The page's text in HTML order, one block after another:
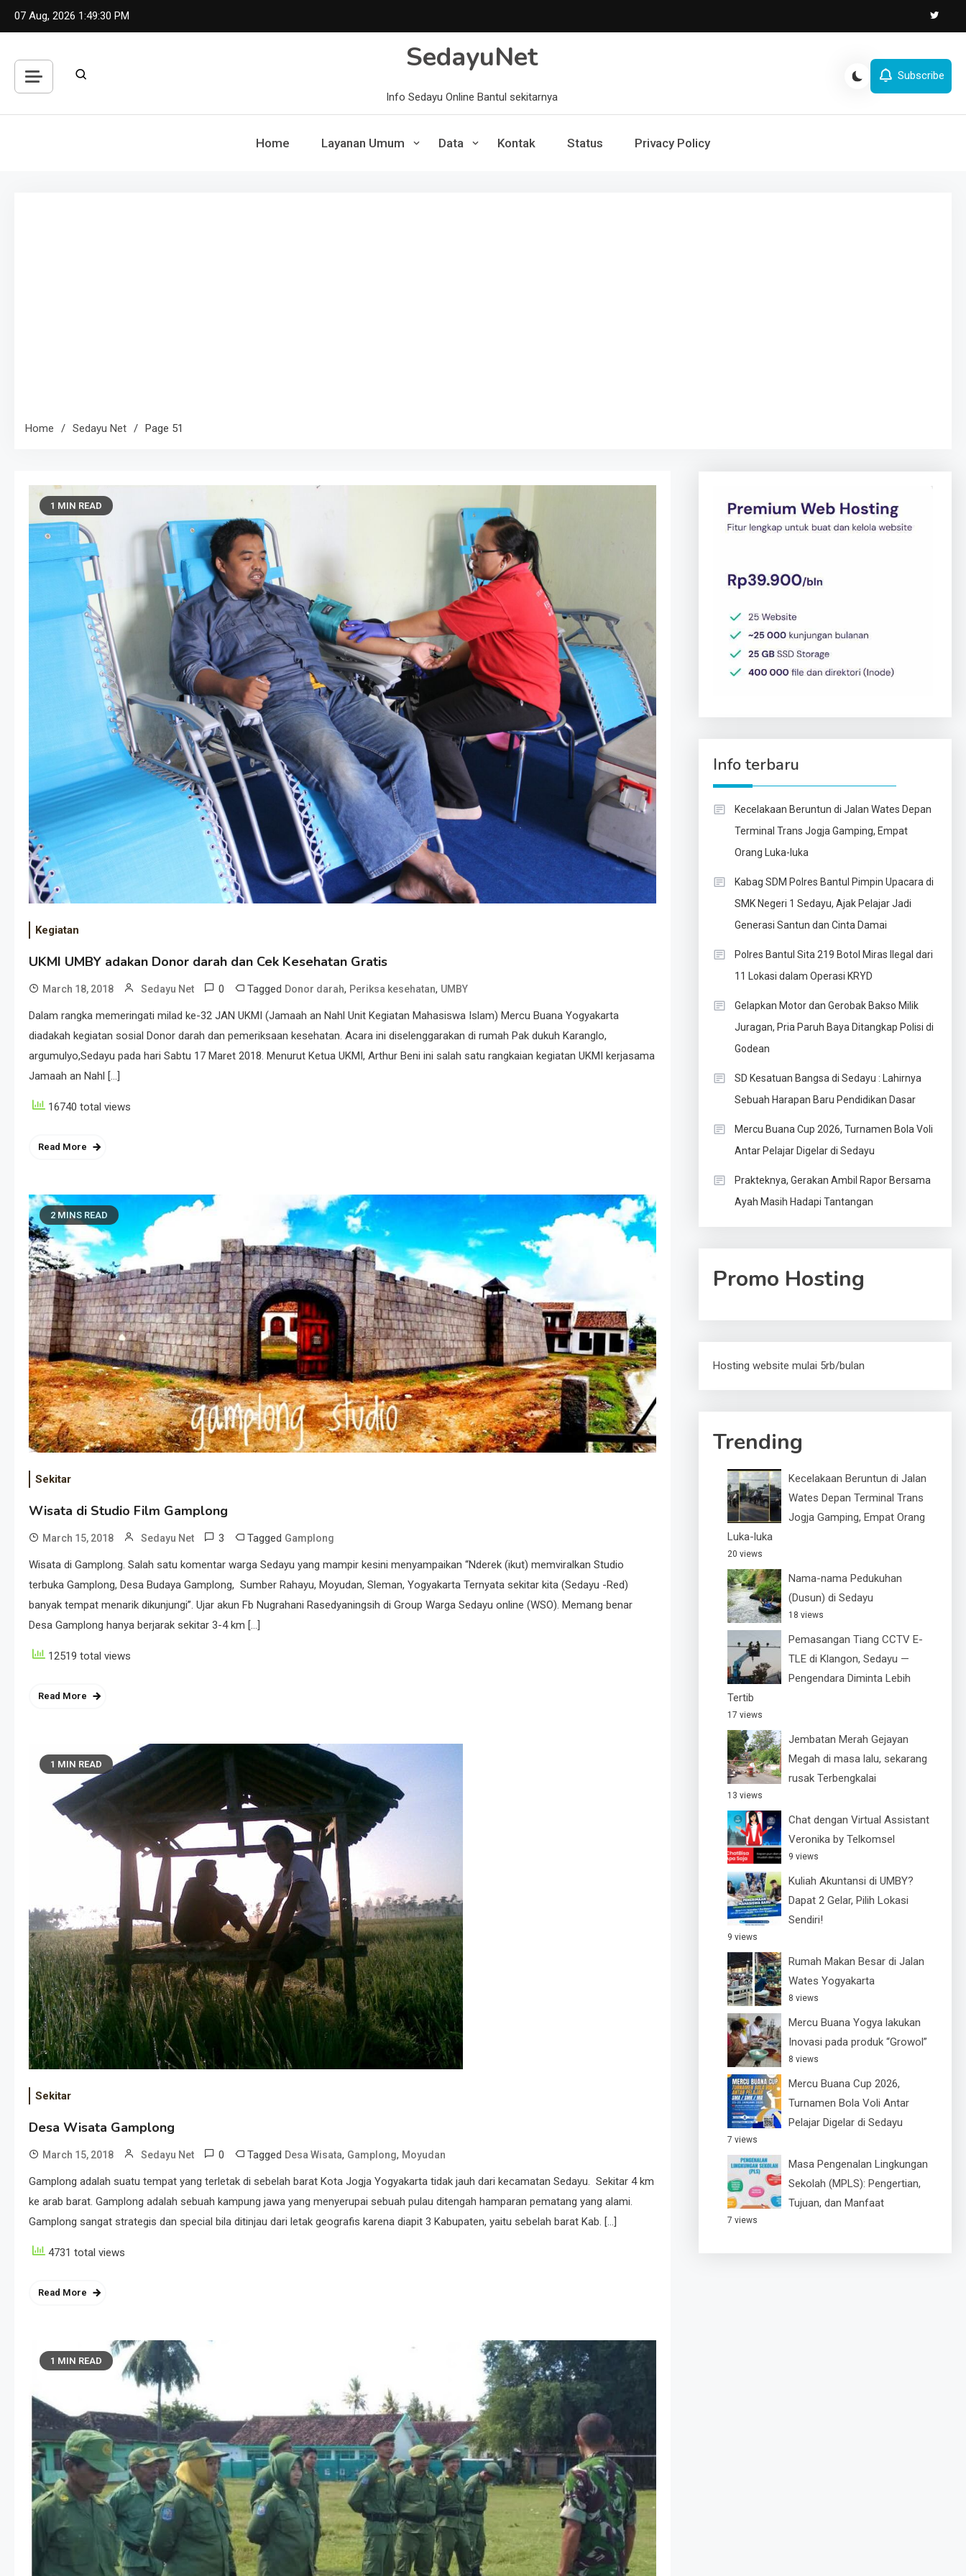
Skip
07 Aug, 2026 1:49:32 PM
SedayuNet
Info Sedayu Online Bantul sekitarnya
Subscribe
Home Layanan Umum Data Kontak Status Privacy Policy
Home Sedayu Net Page 51
1 MIN READ
Kegiatan
UKMI UMBY adakan Donor darah dan Cek Kesehatan Gratis
March 18, 2018 Sedayu Net 0 Tagged Donor darah, Periksa kesehatan, UMBY
Dalam rangka memeringati milad ke-32 JAN UKMI (Jamaah an Nahl Unit Kegiatan Mahasiswa Islam) Mercu Buana Yogyakarta
diadakah kegiatan sosial Donor darah dan pemeriksaan kesehatan. Acara ini diselenggarakan di rumah Pak dukuh Karanglo,
argumulyo,Sedayu pada hari Sabtu 17 Maret 2018. Menurut Ketua UKMI, Arthur Beni ini salah satu rangkaian kegiatan UKMI kerjasama
Jamaah an Nahl […]
16740 total views
Read More
2 MINS READ
Sekitar
Wisata di Studio Film Gamplong
March 15, 2018 Sedayu Net 3 Tagged Gamplong
Wisata di Gamplong. Salah satu komentar warga Sedayu yang mampir kesini menyampaikan “Nderek (ikut) memviralkan Studio
terbuka Gamplong, Desa Budaya Gamplong, Sumber Rahayu, Moyudan, Sleman, Yogyakarta Ternyata sekitar kita (Sedayu -Red)
banyak tempat menarik dikunjungi”. Ujar akun Fb Nugrahani Rasedyaningsih‎ di Group Warga Sedayu online (WSO). Memang benar
Desa Gamplong hanya berjarak sekitar 3-4 km […]
12519 total views
Read More
1 MIN READ
Sekitar
Desa Wisata Gamplong
March 15, 2018 Sedayu Net 0 Tagged Desa Wisata, Gamplong, Moyudan
Gamplong adalah suatu tempat yang terletak di sebelah barat Kota Jogja Yogyakarta tidak jauh dari kecamatan Sedayu. Sekitar 4 km
ke arab barat. Gamplong adalah sebuah kampung jawa yang menyerupai sebuah pulau ditengah hamparan pematang yang alami.
Gamplong sangat strategis dan special bila ditinjau dari letak geografis karena diapit 3 Kabupaten, yaitu sebelah barat Kab. […]
4731 total views
Read More
1 MIN READ
Info terbaru
Kecelakaan Beruntun di Jalan Wates Depan
Terminal Trans Jogja Gamping, Empat
Orang Luka-luka
Kabag SDM Polres Bantul Pimpin Upacara di
SMK Negeri 1 Sedayu, Ajak Pelajar Jadi
Generasi Santun dan Cinta Damai
Polres Bantul Sita 219 Botol Miras Ilegal dari
11 Lokasi dalam Operasi KRYD
Gelapkan Motor dan Gerobak Bakso Milik
Juragan, Pria Paruh Baya Ditangkap Polisi di
Godean
SD Kesatuan Bangsa di Sedayu : Lahirnya
Sebuah Harapan Baru Pendidikan Dasar
Mercu Buana Cup 2026, Turnamen Bola Voli
Antar Pelajar Digelar di Sedayu
Prakteknya, Gerakan Ambil Rapor Bersama
Ayah Masih Hadapi Tantangan
Promo Hosting
Hosting website mulai 5rb/bulan
Trending
Kecelakaan Beruntun di Jalan
Wates Depan Terminal Trans
Jogja Gamping, Empat Orang
Luka-luka
20 views
Nama-nama Pedukuhan
(Dusun) di Sedayu
18 views
Pemasangan Tiang CCTV E-
TLE di Klangon, Sedayu —
Pengendara Diminta Lebih
Tertib
17 views
Jembatan Merah Gejayan
Megah di masa lalu, sekarang
rusak Terbengkalai
13 views
Chat dengan Virtual Assistant
Veronika by Telkomsel
9 views
Kuliah Akuntansi di UMBY?
Dapat 2 Gelar, Pilih Lokasi
Sendiri!
9 views
Rumah Makan Besar di Jalan
Wates Yogyakarta
8 views
Mercu Buana Yogya lakukan
Inovasi pada produk “Growol”
8 views
Mercu Buana Cup 2026,
Turnamen Bola Voli Antar
Pelajar Digelar di Sedayu
7 views
Masa Pengenalan Lingkungan
Sekolah (MPLS): Pengertian,
Tujuan, dan Manfaat
7 views